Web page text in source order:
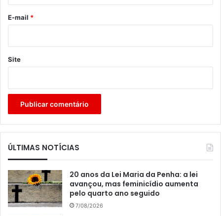
*
E-mail *
Site
ÚLTIMAS NOTÍCIAS
20 anos da Lei Maria da Penha: a lei
avançou, mas feminicídio aumenta
pelo quarto ano seguido
7/08/2026